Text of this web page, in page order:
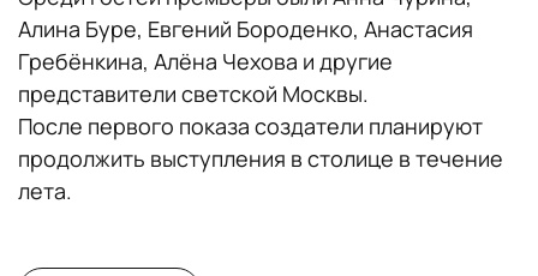
Алина Буре, Евгений Бороденко, Анастасия
Гребёнкина, Алёна Чехова и другие
представители светской Москвы.
После первого показа создатели планируют
продолжить выступления в столице в течение
лета.